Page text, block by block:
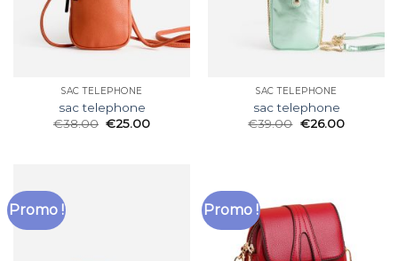
SAC TELEPHONE
sac telephone
€38.00 €25.00
SAC TELEPHONE
sac telephone
€39.00 €26.00
Promo ! Promo !